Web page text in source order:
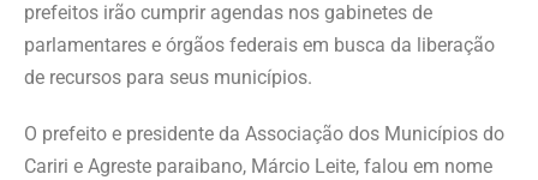
prefeitos irão cumprir agendas nos gabinetes de
parlamentares e órgãos federais em busca da liberação
de recursos para seus municípios.
O prefeito e presidente da Associação dos Municípios do
Cariri e Agreste paraibano, Márcio Leite, falou em nome